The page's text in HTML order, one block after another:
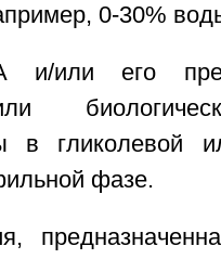
0-30%
и/или его
в гликолевой
фазе.